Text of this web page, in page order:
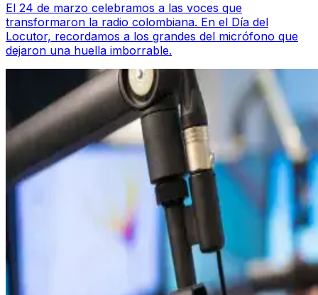
El 24 de marzo celebramos a las voces que
transformaron la radio colombiana. En el Día del
Locutor, recordamos a los grandes del micrófono que
dejaron una huella imborrable.